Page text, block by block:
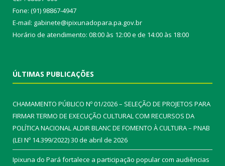
Fone: (91) 98867-4947
E-mail: gabinete@ipixunadopara.pa.gov.br
Horário de atendimento: 08:00 às 12:00 e de 14:00 às 18:00
ÚLTIMAS PUBLICAÇÕES
CHAMAMENTO PÚBLICO Nº 01/2026 – SELEÇÃO DE PROJETOS PARA
FIRMAR TERMO DE EXECUÇÃO CULTURAL COM RECURSOS DA
POLÍTICA NACIONAL ALDIR BLANC DE FOMENTO À CULTURA – PNAB
(LEI Nº 14.399/2022)30 de abril de 2026
Ipixuna do Pará fortalece a participação popular com audiências